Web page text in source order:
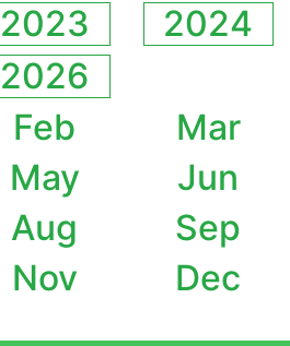
2023
2024
2026
Feb
Mar
May
Jun
Aug
Sep
Nov Dec